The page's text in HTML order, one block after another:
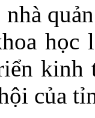
nhà
học
của